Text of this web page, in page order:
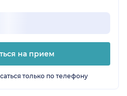
на прием
только по телефону